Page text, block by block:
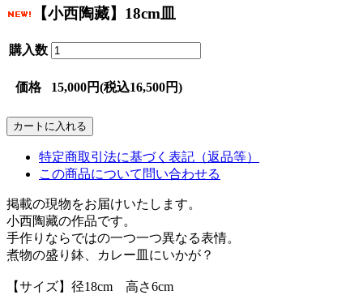
【小西陶藏】18cm皿
購入数
価格 15,000円(税込16,500円)
特定商取引法に基づく表記（返品等）
この商品について問い合わせる
掲載の現物をお届けいたします。
小西陶藏の作品です。
手作りならではの一つ一つ異なる表情。
煮物の盛り鉢、カレー皿にいかが？
【サイズ】径18cm 高さ6cm